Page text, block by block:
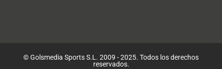
© Golsmedia Sports S.L. 2009 - 2025. Todos los derechos
reservados.